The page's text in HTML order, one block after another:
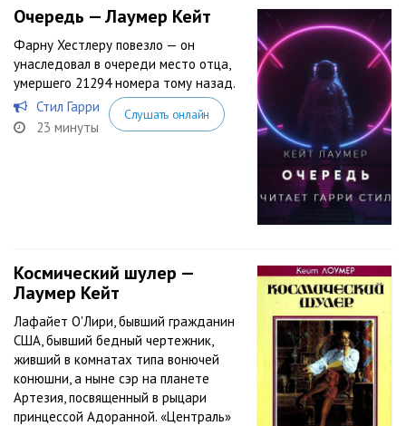
Очередь — Лаумер Кейт
Фарну Хестлеру повезло — он
унаследовал в очереди место отца,
умершего 21294 номера тому назад.
Стил Гарри
23 минуты
Слушать онлайн
Космический шулер —
Лаумер Кейт
Лафайет О'Лири, бывший гражданин
США, бывший бедный чертежник,
живший в комнатах типа вонючей
конюшни, а ныне сэр на планете
Артезия, посвященный в рыцари
принцессой Адоранной. «Централь»